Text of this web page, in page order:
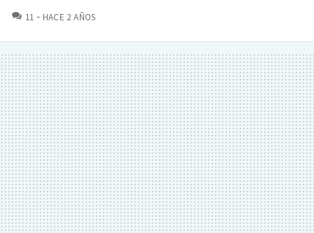
11 COMENTARIOS
HACE 2 AÑOS